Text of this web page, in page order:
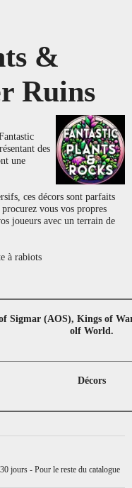
&
Ruins
des
une
ces décors sont parfaits
vous vos propres
joueurs avec un terrain de
à rabiots
Sigmar (AOS), Kings of
olf World.
Décors
jours - Pour le reste du catalogue